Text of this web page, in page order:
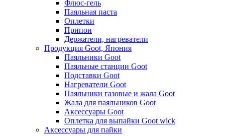
Флюс-гель
Паяльная паста
Оплетки
Припои
Держатели, нагреватели
Продукция Goot, Япония
Паяльники Goot
Паяльные станции Goot
Подставки Goot
Нагреватели Goot
Паяльники газовые и жала Goot
Жала для паяльников Goot
Аксессуары Goot
Оплетка для выпайки Goot wick
Аксессуары для пайки